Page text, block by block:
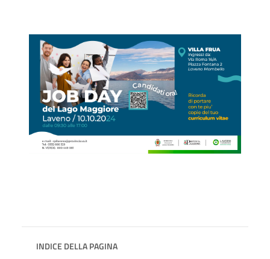
INDICE DELLA PAGINA